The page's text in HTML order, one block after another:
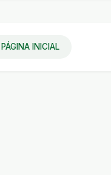
PÁGINA INICIAL